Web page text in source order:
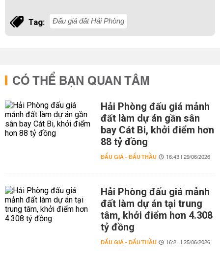
Tag: Đấu giá đất Hải Phòng
CÓ THỂ BẠN QUAN TÂM
Hải Phòng đấu giá mảnh
đất làm dự án gần sân
bay Cát Bi, khởi điểm hơn
88 tỷ đồng
ĐẤU GIÁ - ĐẤU THẦU 16:43 | 29/06/2026
Hải Phòng đấu giá mảnh
đất làm dự án tại trung
tâm, khởi điểm hơn 4.308
tỷ đồng
ĐẤU GIÁ - ĐẤU THẦU 16:21 | 25/06/2026